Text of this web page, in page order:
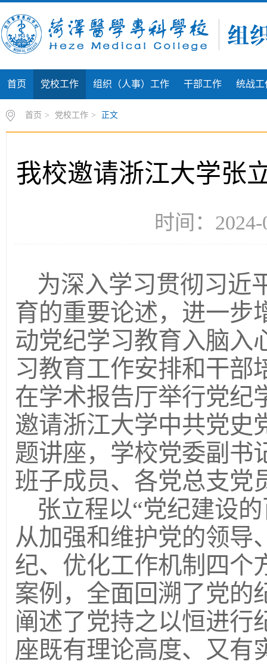
首页 党校工作 组织（人事）工作 干部工作 统战工
首页 > 党校工作 > 正文
我校邀请浙江大学张
时间：
为深入学习贯彻习近
育的重要论述，进一步
动党纪学习教育入脑入
习教育工作安排和干部
在学术报告厅举行党纪
邀请浙江大学中共党史
题讲座，学校党委副书
班子成员、各党总支党
张立程以“党纪建设
从加强和维护党的领导
纪、优化工作机制四个
案例，全面回溯了党的
阐述了党持之以恒进行
座既有理论高度、又有